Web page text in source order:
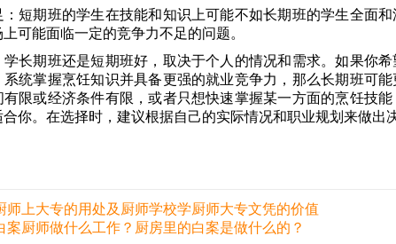
短期班的学生在技能和知识上可能不如长期班的学生全面
可能面临一定的竞争力不足的问题。
长期班还是短期班好，取决于个人的情况和需求。如果你希
统掌握烹饪知识并具备更强的就业竞争力，那么长期班可能
限或经济条件有限，或者只想快速掌握某一方面的烹饪技能
你。在选择时，建议根据自己的实际情况和职业规划来做出决
师上大专的用处及厨师学校学厨师大专文凭的价值
案厨师做什么工作？厨房里的白案是做什么的？